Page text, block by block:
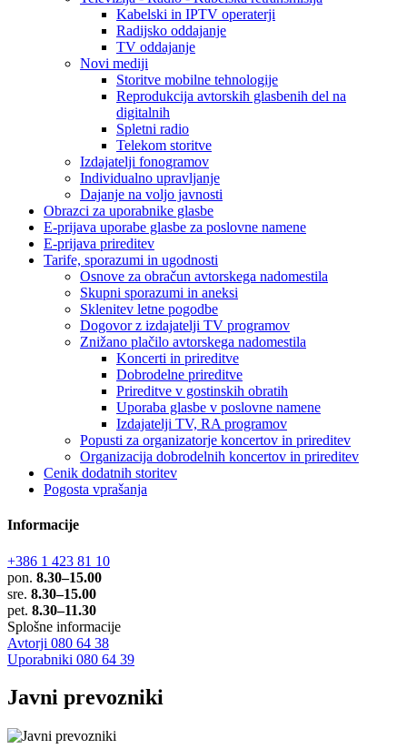
Kabelski in IPTV operaterji
Radijsko oddajanje
TV oddajanje
Novi mediji
Storitve mobilne tehnologije
Reprodukcija avtorskih glasbenih del na
digitalnih
Spletni radio
Telekom storitve
Izdajatelji fonogramov
Individualno upravljanje
Dajanje na voljo javnosti
Obrazci za uporabnike glasbe
E-prijava uporabe glasbe za poslovne namene
E-prijava prireditev
Tarife, sporazumi in ugodnosti
Osnove za obračun avtorskega nadomestila
Skupni sporazumi in aneksi
Sklenitev letne pogodbe
Dogovor z izdajatelji TV programov
Znižano plačilo avtorskega nadomestila
Koncerti in prireditve
Dobrodelne prireditve
Prireditve v gostinskih obratih
Uporaba glasbe v poslovne namene
Izdajatelji TV, RA programov
Popusti za organizatorje koncertov in prireditev
Organizacija dobrodelnih koncertov in prireditev
Cenik dodatnih storitev
Pogosta vprašanja
Informacije
+386 1 423 81 10
pon. 8.30–15.00
sre. 8.30–15.00
pet. 8.30–11.30
Splošne informacije
Avtorji 080 64 38
Uporabniki 080 64 39
Javni prevozniki